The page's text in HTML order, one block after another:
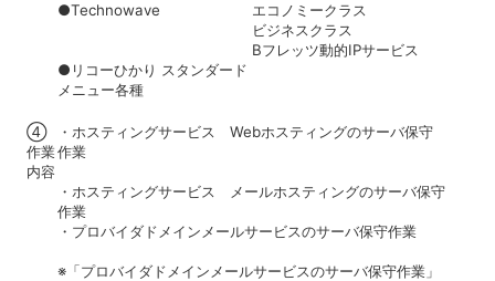
●Technowave
エコノミークラス
ビジネスクラス
Bフレッツ動的IPサービス
●リコーひかり スタンダード
メニュー各種
④
作業
内容
・ホスティングサービス Webホスティングのサーバ保守
作業
・ホスティングサービス メールホスティングのサーバ保守
作業
・プロバイダドメインメールサービスのサーバ保守作業
※「プロバイダドメインメールサービスのサーバ保守作業」